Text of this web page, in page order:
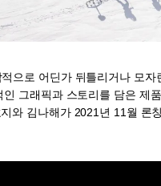
으로 어딘가 뒤틀리거나 모자
그래픽과 스토리를 담은 제
와 김나해가 2021년 11월 론